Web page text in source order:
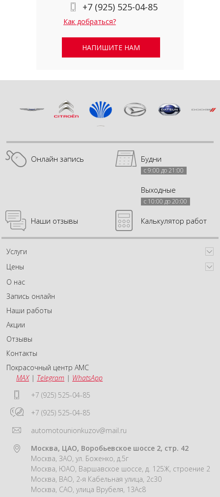
+7 (925) 525-04-85
Как добраться?
НАПИШИТЕ НАМ
Онлайн запись Будни
с 9:00 до 21:00
Выходные
с 10:00 до 20:00
Наши отзывы Калькулятор работ
Услуги
Цены
О нас
Запись онлайн
Наши работы
Акции
Отзывы
Контакты
Покрасочный центр АМС
MAX| Telegram | WhatsApp
+7 (925) 525-04-85
+7 (925) 525-04-85
automotounionkuzov@mail.ru
Москва, ЦАО, Воробьевское шоссе 2, стр. 42
Москва, ЗАО, ул. Боженко, д.5г
Москва, ЮАО, Варшавское шоссе, д. 125Ж, строение 2
Москва, ВАО, 2-я Кабельная улица, 2с30
Москва, САО, улица Врубеля, 13Ас8